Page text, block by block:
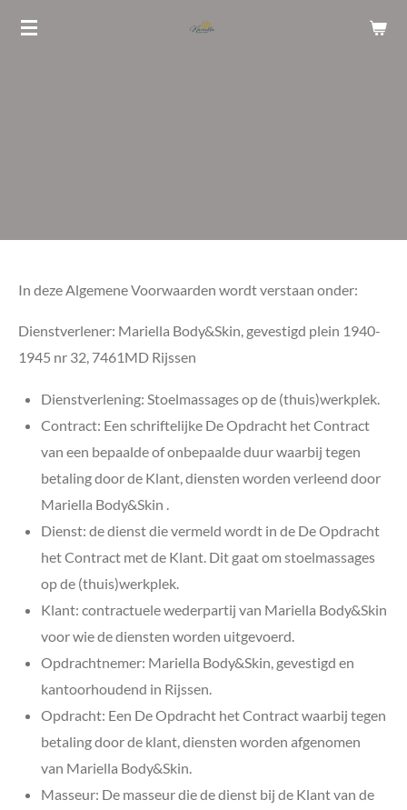
Ga
In deze Algemene Voorwaarden wordt verstaan onder:
Dienstverlener: Mariella Body&Skin, gevestigd plein 1940-
1945 nr 32, 7461MD Rijssen
Dienstverlening: Stoelmassages op de (thuis)werkplek.
Contract: Een schriftelijke De Opdracht het Contract
van een bepaalde of onbepaalde duur waarbij tegen
betaling door de Klant, diensten worden verleend door
Mariella Body&Skin .
Dienst: de dienst die vermeld wordt in de De Opdracht
het Contract met de Klant. Dit gaat om stoelmassages
op de (thuis)werkplek.
Klant: contractuele wederpartij van Mariella Body&Skin
voor wie de diensten worden uitgevoerd.
Opdrachtnemer: Mariella Body&Skin , gevestigd en
kantoorhoudend in Rijssen.
Opdracht: Een De Opdracht het Contract waarbij tegen
betaling door de klant, diensten worden afgenomen
van Mariella Body&Skin.
Masseur: De masseur die de dienst bij de Klant van de